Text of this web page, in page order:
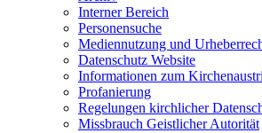
Interner Bereich
Personensuche
Mediennutzung und
Datenschutz Website
Informationen zum
Profanierung
Regelungen kirchlicher
Missbrauch Geistlicher Autorität